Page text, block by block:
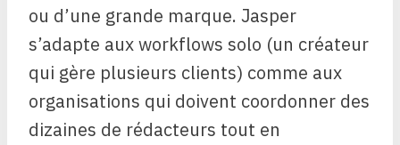
ou d’une grande marque. Jasper
s’adapte aux workflows solo (un créateur
qui gère plusieurs clients) comme aux
organisations qui doivent coordonner des
dizaines de rédacteurs tout en